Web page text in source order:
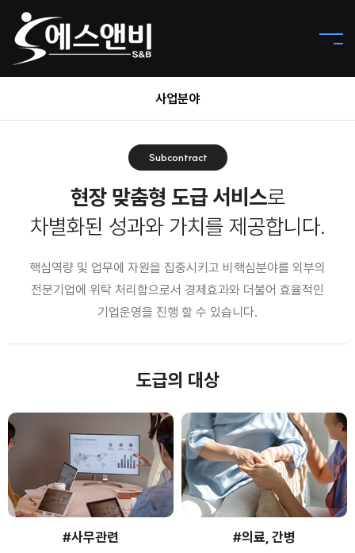
사업분야
Subcontract
현장 맞춤형 도급 서비스로
차별화된 성과와 가치를 제공합니다.
핵심역량 및 업무에 자원을 집중시키고 비핵심분야를 외부의
전문기업에 위탁 처리함으로서 경제효과와 더불어 효율적인
기업운영을 진행 할 수 있습니다.
도급의 대상
#사무관련 #의료, 간병